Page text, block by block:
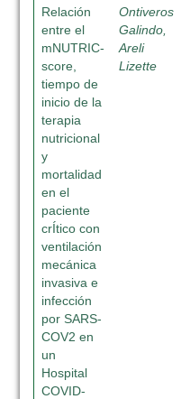
Relación
entre el
mNUTRIC-
score,
tiempo de
inicio de la
terapia
nutricional
y
mortalidad
en el
paciente
crÍtico con
ventilación
mecánica
invasiva e
infección
por SARS-
COV2 en
un
Hospital
COVID-
Ontiveros
Galindo,
Areli
Lizette